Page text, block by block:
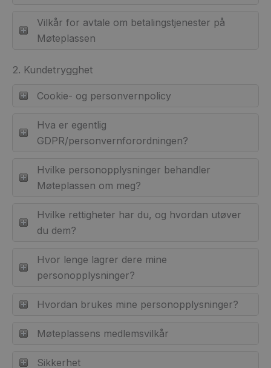
Vilkår for avtale om betalingstjenester på
Møteplassen
2. Kundetrygghet
Cookie- og personvernpolicy
Hva er egentlig
GDPR/personvernforordningen?
Hvilke personopplysninger behandler
Møteplassen om meg?
Hvilke rettigheter har du, og hvordan utøver
du dem?
Hvor lenge lagrer dere mine
personopplysninger?
Hvordan brukes mine personopplysninger?
Møteplassens medlemsvilkår
Sikkerhet